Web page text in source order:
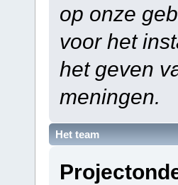
op onze
voor het
het geven
meningen.
Het team